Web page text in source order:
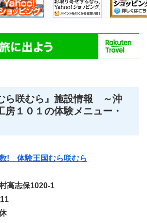
ら咲むら』施設情報 ～沖
房１０１の体験メニュー・
! 体験王国むら咲むら
高志保1020-1